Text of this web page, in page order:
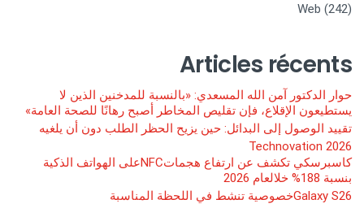
Web (242)
Articles récents
حوار الدكتور آمن الله المسعدي: «بالنسبة للمدخنين الذين لا
يستطيعون الإقلاع، فإن تقليص المخاطر أصبح رهانًا للصحة العامة»
تقييد الوصول إلى البدائل: حين يزيح الحظر الطلب دون أن يلغيه
Technovation 2026
كاسبرسكي تكشف عن ارتفاع هجماتNFCعلى الهواتف الذكية
بنسبة 188% خلالعام 2026
Galaxy S26خصوصية تنشط في اللحظة المناسبة